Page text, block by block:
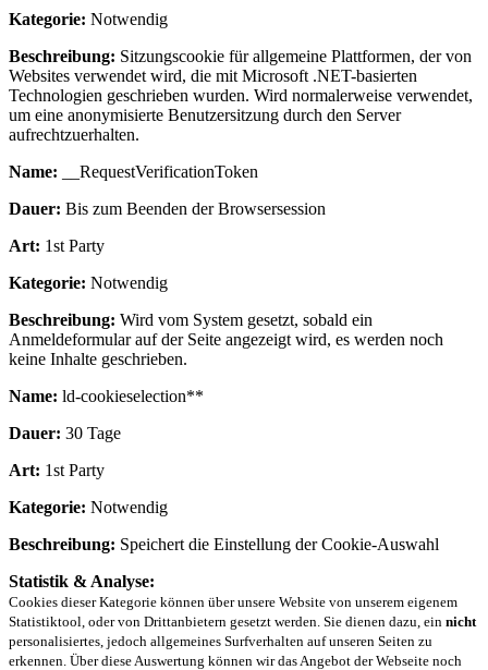
Kategorie: Notwendig
Beschreibung: Sitzungscookie für allgemeine Plattformen, der von
Websites verwendet wird, die mit Microsoft .NET-basierten
Technologien geschrieben wurden. Wird normalerweise verwendet,
um eine anonymisierte Benutzersitzung durch den Server
aufrechtzuerhalten.
Name: __RequestVerificationToken
Dauer: Bis zum Beenden der Browsersession
Art: 1st Party
Kategorie: Notwendig
Beschreibung: Wird vom System gesetzt, sobald ein
Anmeldeformular auf der Seite angezeigt wird, es werden noch
keine Inhalte geschrieben.
Name: ld-cookieselection**
Dauer: 30 Tage
Art: 1st Party
Kategorie: Notwendig
Beschreibung: Speichert die Einstellung der Cookie-Auswahl
Statistik & Analyse:
Cookies dieser Kategorie können über unsere Website von unserem eigenem
Statistiktool, oder von Drittanbietern gesetzt werden. Sie dienen dazu, ein nicht
personalisiertes, jedoch allgemeines Surfverhalten auf unseren Seiten zu
erkennen. Über diese Auswertung können wir das Angebot der Webseite noch